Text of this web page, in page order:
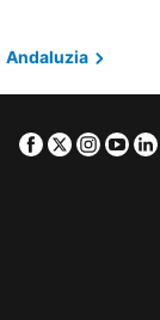
Hotéis
Hotéis
Hotéis
Andaluzia
Facebook
Twitter